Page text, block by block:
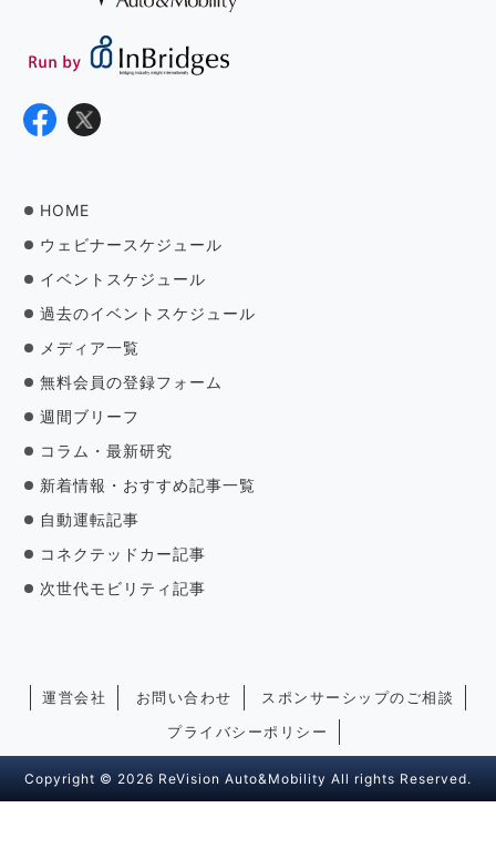
HOME
ウェビナースケジュール
イベントスケジュール
過去のイベントスケジュール
メディア一覧
無料会員の登録フォーム
週間ブリーフ
コラム・最新研究
新着情報・おすすめ記事一覧
自動運転記事
コネクテッドカー記事
次世代モビリティ記事
運営会社 お問い合わせ
スポンサーシップのご相談
プライバシーポリシー
Copyright © 2026 ReVision Auto&Mobility All rights Reserved.